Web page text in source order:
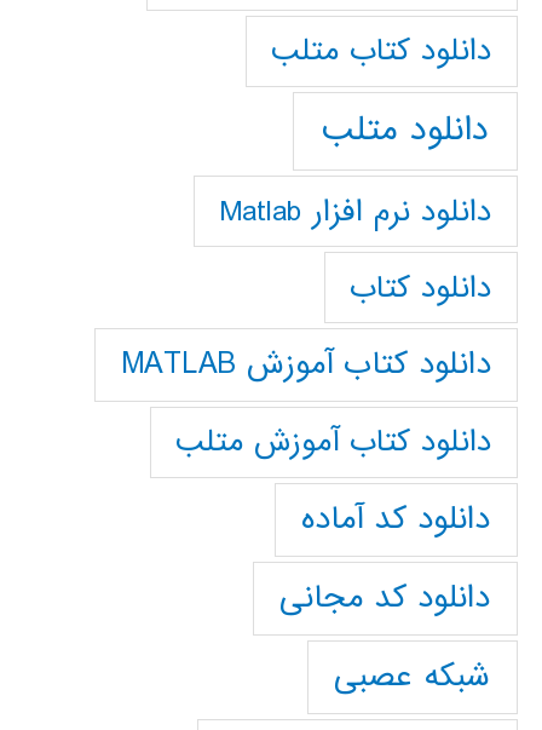
دانلود كتاب متلب
دانلود متلب
دانلود نرم افزار Matlab
دانلود کتاب
دانلود کتاب آموزش MATLAB
دانلود کتاب آموزش متلب
دانلود کد آماده
دانلود کد مجانی
شبکه عصبی